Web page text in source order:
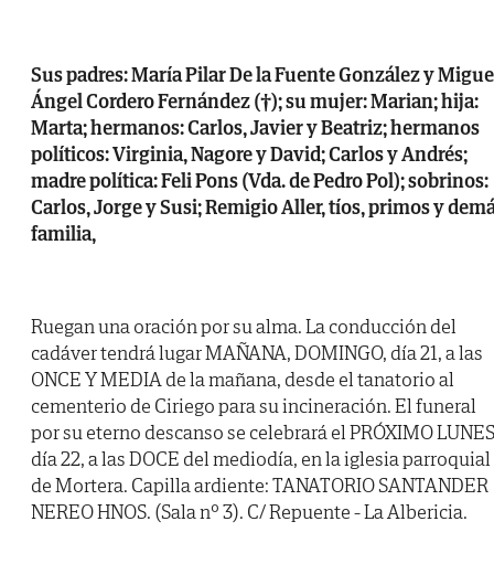
Sus padres: María Pilar De la Fuente González y
Ángel Cordero Fernández (†); su mujer: Marian; hija:
Marta; hermanos: Carlos, Javier y Beatriz; hermanos
políticos: Virginia, Nagore y David; Carlos y Andrés;
madre política: Feli Pons (Vda. de Pedro Pol); sobrinos:
Carlos, Jorge y Susi; Remigio Aller, tíos, primos y
familia,
Ruegan una oración por su alma. La conducción del
cadáver tendrá lugar MAÑANA, DOMINGO, día 21, a las
ONCE Y MEDIA de la mañana, desde el tanatorio al
cementerio de Ciriego para su incineración. El funeral
por su eterno descanso se celebrará el PRÓXIMO
día 22, a las DOCE del mediodía, en la iglesia parroquial
de Mortera. Capilla ardiente: TANATORIO SANTANDER
NEREO HNOS. (Sala nº 3). C/ Repuente - La Albericia.